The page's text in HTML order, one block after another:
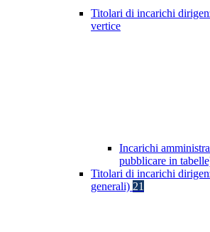
Titolari di incarichi
vertice
Incarichi
pubblicare in
Titolari di incarichi
generali) 21